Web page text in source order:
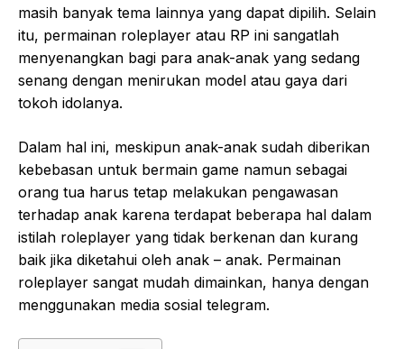
masih banyak tema lainnya yang dapat dipilih. Selain
itu, permainan roleplayer atau RP ini sangatlah
menyenangkan bagi para anak-anak yang sedang
senang dengan menirukan model atau gaya dari
tokoh idolanya.
Dalam hal ini, meskipun anak-anak sudah diberikan
kebebasan untuk bermain game namun sebagai
orang tua harus tetap melakukan pengawasan
terhadap anak karena terdapat beberapa hal dalam
istilah roleplayer yang tidak berkenan dan kurang
baik jika diketahui oleh anak – anak. Permainan
roleplayer sangat mudah dimainkan, hanya dengan
menggunakan media sosial telegram.